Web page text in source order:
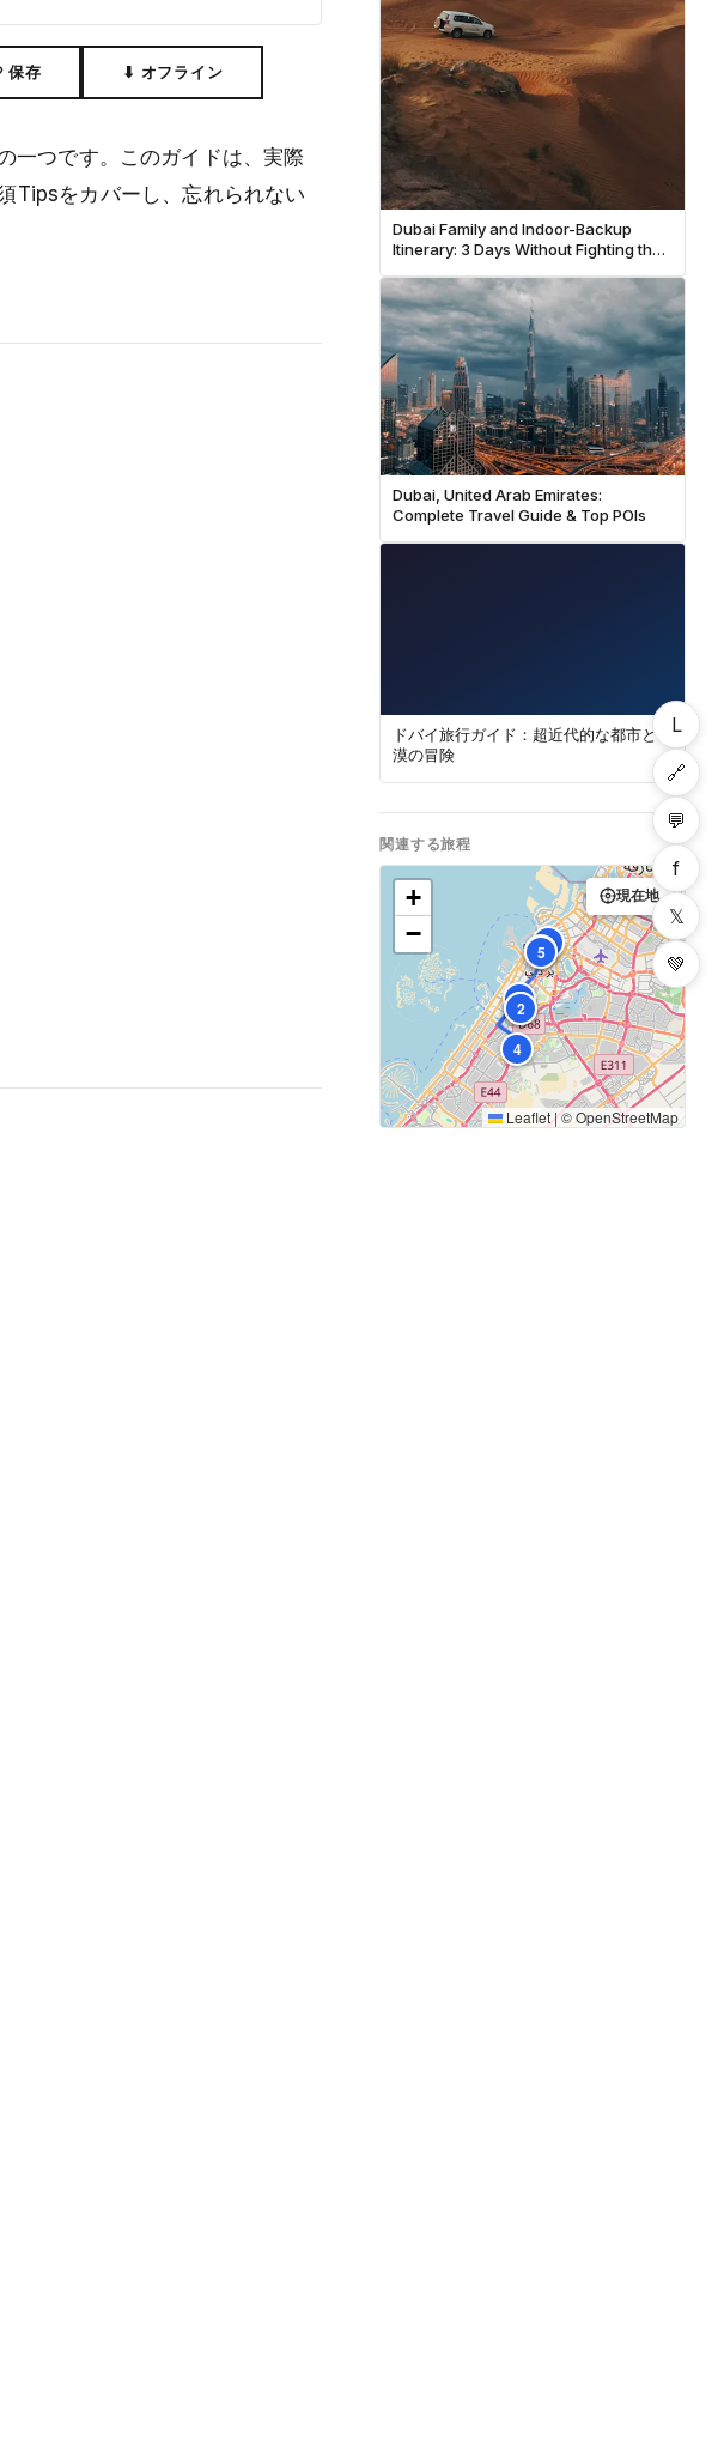
保存 ⬇ オフライン
一つです。このガイドは、実際
Tipsをカバーし、忘れられない
Dubai Family and Indoor-Backup
Itinerary: 3 Days Without Fighting the
Dubai, United Arab Emirates:
Complete Travel Guide & Top POIs
ドバイ旅行ガイド：超近代的な都市と砂
漠の冒険
関連する旅程
1
2
3
4
5
67
+
−
現在地
Leaflet|©OpenStreetMap
L
🔗
💬
f
𝕏
💚